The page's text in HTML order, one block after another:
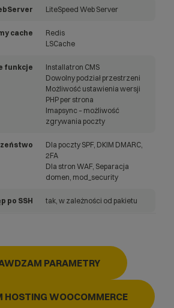
LiteSpeed Web Server
cache
Redis
LSCache
funkcje
Installatron CMS
Dowolny podział przestrzeni
Możliwość ustawienia wersji
PHP per strona
Imapsync – możliwość
zgrywania poczty
Dla poczty SPF, DKIM DMARC,
2FA
Dla stron WAF, Separacja
domen, mod_security
po SSH tak, w zależności od pakietu
PARAMETRY
HOSTING WOOCOMMERCE